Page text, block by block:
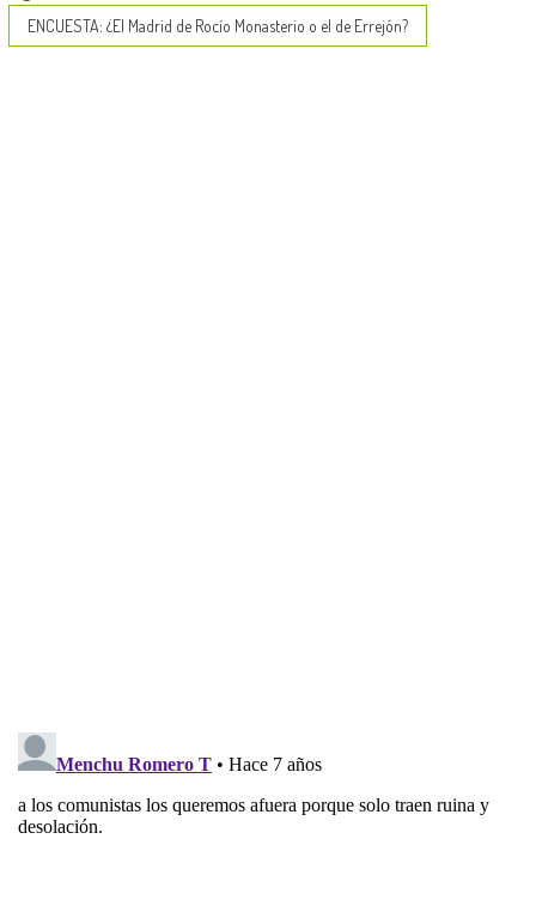
ENCUESTA: ¿El Madrid de Rocío Monasterio o el de Errejón?